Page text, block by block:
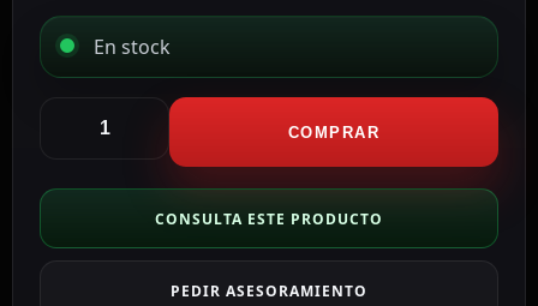
En stock
Soporte
Altura
mm
x
COMPRAR
CONSULTA ESTE PRODUCTO
PEDIR ASESORAMIENTO